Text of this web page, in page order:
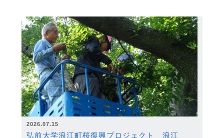
2026.07.15
弘前大学浪江町桜復興プロジェクト 浪江